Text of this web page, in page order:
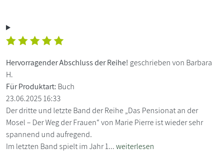
Hervorragender Abschluss der Reihe! geschrieben von Barbara
H.
Für Produktart: Buch
23.06.2025 16:33
Der dritte und letzte Band der Reihe „Das Pensionat an der
Mosel – Der Weg der Frauen“ von Marie Pierre ist wieder sehr
spannend und aufregend.
Im letzten Band spielt im Jahr 1...weiterlesen